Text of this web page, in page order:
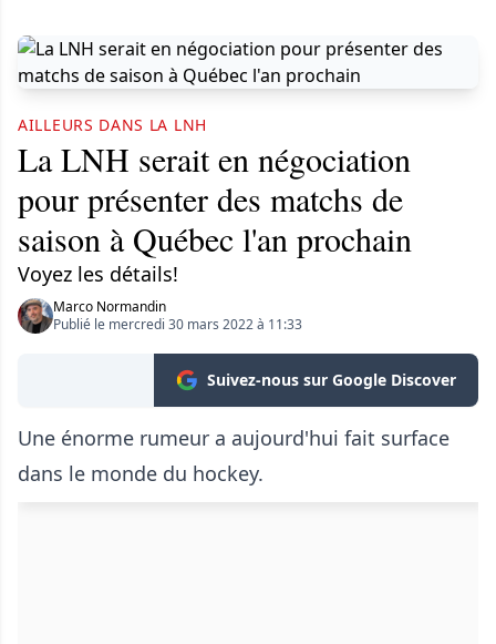
AILLEURS DANS LA LNH
La LNH serait en négociation
pour présenter des matchs de
saison à Québec l'an prochain
Voyez les détails!
Marco Normandin
Publié le mercredi 30 mars 2022 à 11:33
Suivez-nous sur Google Discover
Une énorme rumeur a aujourd'hui fait surface
dans le monde du hockey.